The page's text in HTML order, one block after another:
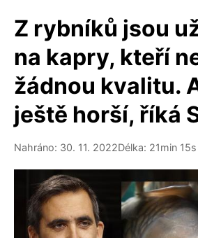
Z rybníků jsou
na kapry, kteří
žádnou kvalitu.
ještě horší, říká
Nahráno: 30. 11. 2022Délka: 21min 15s